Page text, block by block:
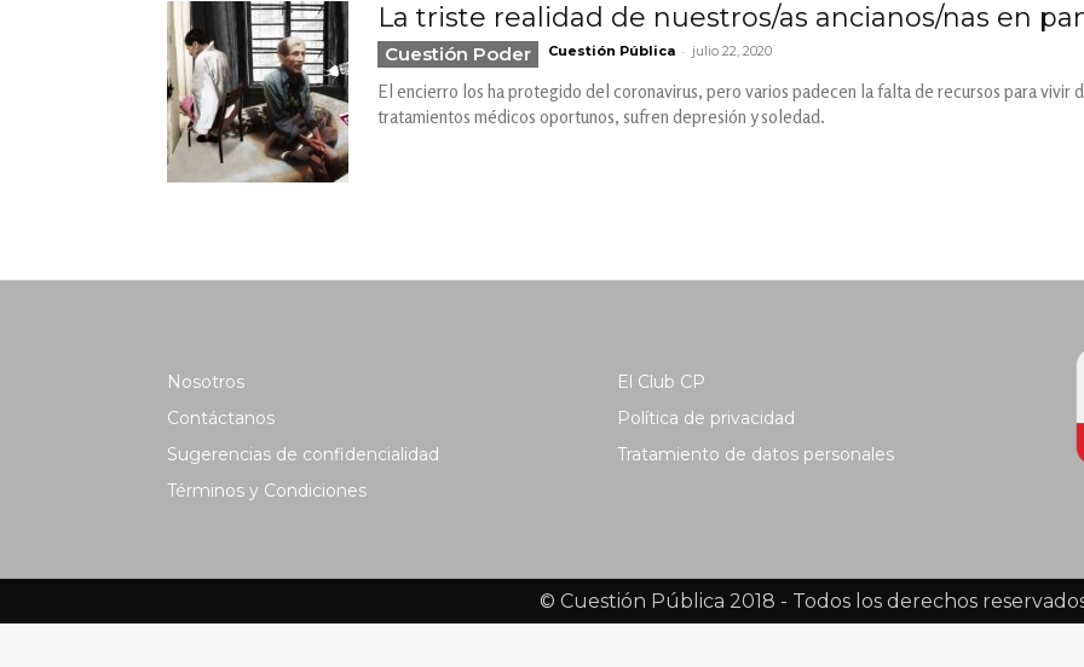
La triste realidad de nuestros/as ancianos/nas en
Cuestión Poder Cuestión Pública - julio 22, 2020
El encierro los ha protegido del coronavirus, pero varios padecen la falta de recursos para vivir
tratamientos médicos oportunos, sufren depresión y soledad.
Nosotros
Contáctanos
Sugerencias de confidencialidad
Términos y Condiciones
El Club CP
Política de privacidad
Tratamiento de datos personales
© Cuestión Pública 2018 - Todos los derechos